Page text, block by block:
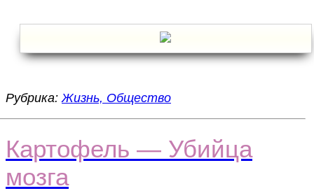
Рубрика:Жизнь, Общество
Картофель — Убийца
мозга